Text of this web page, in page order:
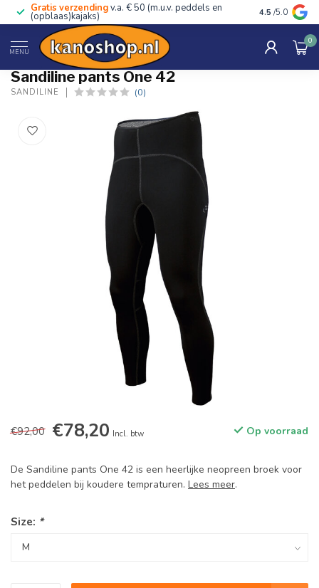
Gratis verzendingv.a. € 50 (m.u.v. peddels en
(opblaas)kajaks) Advies van
4.5 /5.0
MENU
0
Home / pants One 42
Sandiline pants One 42
SANDILINE (0)
€92,00 €78,20 Incl. btw Op voorraad
De Sandiline pants One 42 is een heerlijke neopreen broek voor
het peddelen bij koudere tempraturen. Lees meer.
Size: *